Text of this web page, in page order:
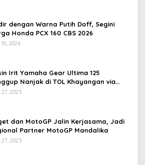
dengan Warna Putih Doff, Segini
Honda PCX 160 CBS 2026
2026
Irit Yamaha Gear Ultima 125
Nanjak di TOL Khayangan via
2025
dan MotoGP Jalin Kerjasama, Jadi
Partner MotoGP Mandalika
2025